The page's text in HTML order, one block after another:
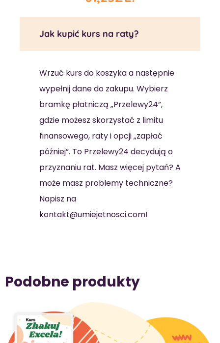
Jak kupić kurs na raty?
Wrzuć kurs do koszyka a następnie
wypełnij dane do zakupu. Wybierz
bramkę płatniczą „Przelewy24”,
gdzie możesz skorzystać z limitu
finansowego, raty i opcji „zapłać
później”. To Przelewy24 decydują o
przyznaniu rat. Masz więcej pytań? A
może masz problemy techniczne?
Napisz na
kontakt@umiejetnosci.com!
Podobne produkty